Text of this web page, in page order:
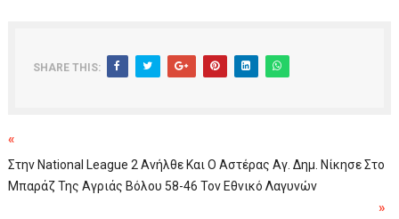
SHARE THIS:
«
Στην National League 2 Ανήλθε Και Ο Αστέρας Αγ. Δημ. Νίκησε Στο
Μπαράζ Της Αγριάς Βόλου 58-46 Τον Εθνικό Λαγυνών
»